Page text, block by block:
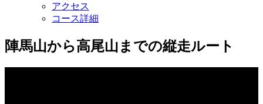
アクセス
コース詳細
陣馬山から高尾山までの縦走ルート